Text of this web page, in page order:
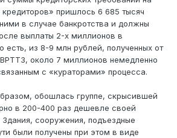
пришлось 6 685 тысяч
в случае банкротства и должны
выплаты 2-х миллионов в
есть, из 8-9 млн рублей, полученных от
около 7 миллионов немедленно
с «кураторами» процесса.
обошлась группе, скрысившей
в 200-400 раз дешевле своей
сооружения, подъездные
были получены при этом в виде